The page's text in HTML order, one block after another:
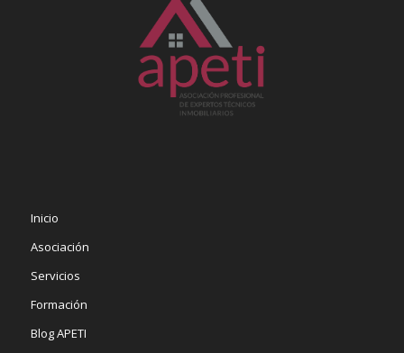
Inicio
Asociación
Servicios
Formación
Blog APETI